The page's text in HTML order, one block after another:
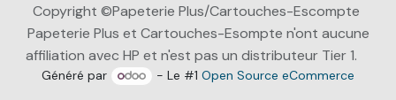
Copyright ©Papeterie Plus/Cartouches-Escompte
Papeterie Plus et Cartouches-Esompte n'ont aucune
affiliation avec HP et n'est pas un distributeur Tier 1.
Généré par - Le #1Open Source eCommerce